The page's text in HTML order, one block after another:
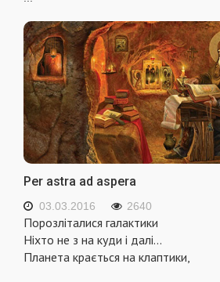
Per astra ad aspera
03.03.2016 2640
Порозліталися галактики
Ніхто не з на куди і далі...
Планета крається на клаптики,